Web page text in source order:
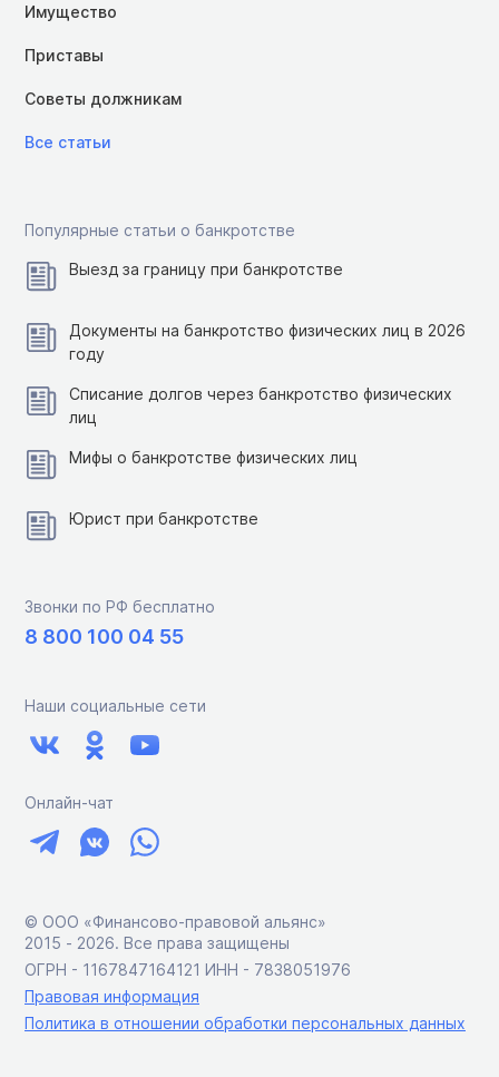
Имущество
Приставы
Советы должникам
Все статьи
Популярные статьи о банкротстве
Выезд за границу при банкротстве
Документы на банкротство физических лиц в 2026
году
Списание долгов через банкротство физических
лиц
Мифы о банкротстве физических лиц
Юрист при банкротстве
Звонки по РФ бесплатно
8 800 100 04 55
Наши социальные сети
Онлайн-чат
© ООО «Финансово-правовой альянс»
2015 ‑ 2026. Все права защищены
ОГРН - 1167847164121 ИНН - 7838051976
Правовая информация
Политика в отношении обработки персональных данных